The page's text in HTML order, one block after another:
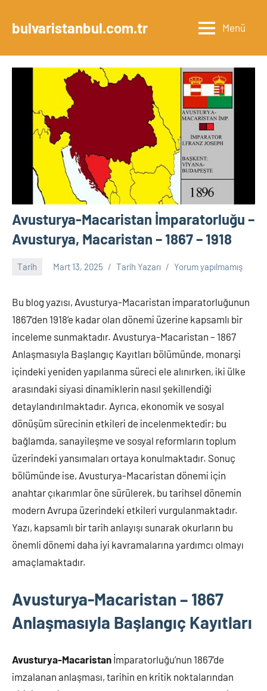
geçbulvaristanbul.com.tr Menü
Avusturya-Macaristan İmparatorluğu –
Avusturya, Macaristan – 1867 – 1918
Tarih Mart 13, 2025 Tarih Yazarı Yorum yapılmamış
Bu blog yazısı, Avusturya-Macaristan imparatorluğunun
1867’den 1918’e kadar olan dönemi üzerine kapsamlı bir
inceleme sunmaktadır. Avusturya-Macaristan – 1867
Anlaşmasıyla Başlangıç Kayıtları bölümünde, monarşi
içindeki yeniden yapılanma süreci ele alınırken, iki ülke
arasındaki siyasi dinamiklerin nasıl şekillendiği
detaylandırılmaktadır. Ayrıca, ekonomik ve sosyal
dönüşüm sürecinin etkileri de incelenmektedir; bu
bağlamda, sanayileşme ve sosyal reformların toplum
üzerindeki yansımaları ortaya konulmaktadır. Sonuç
bölümünde ise, Avusturya-Macaristan dönemi için
anahtar çıkarımlar öne sürülerek, bu tarihsel dönemin
modern Avrupa üzerindeki etkileri vurgulanmaktadır.
Yazı, kapsamlı bir tarih anlayışı sunarak okurların bu
önemli dönemi daha iyi kavramalarına yardımcı olmayı
amaçlamaktadır.
Avusturya-Macaristan – 1867
Anlaşmasıyla Başlangıç Kayıtları
Avusturya-Macaristan İmparatorluğu’nun 1867’de
imzalanan anlaşması, tarihin en kritik noktalarından